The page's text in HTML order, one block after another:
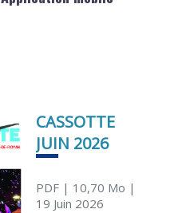
CASSOTTE
JUIN 2026
PDF| 10,70 Mo |
19 Juin 2026